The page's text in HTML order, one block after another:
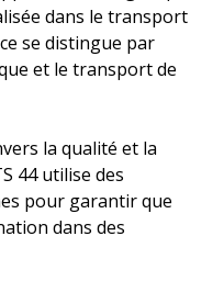
dans le transport
se distingue par
et le transport de
la qualité et la
44 utilise des
pour garantir que
dans des